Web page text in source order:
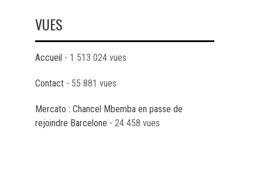
VUES
Accueil - 1 513 024 vues
Contact - 55 881 vues
Mercato : Chancel Mbemba en passe de
rejoindre Barcelone - 24 458 vues